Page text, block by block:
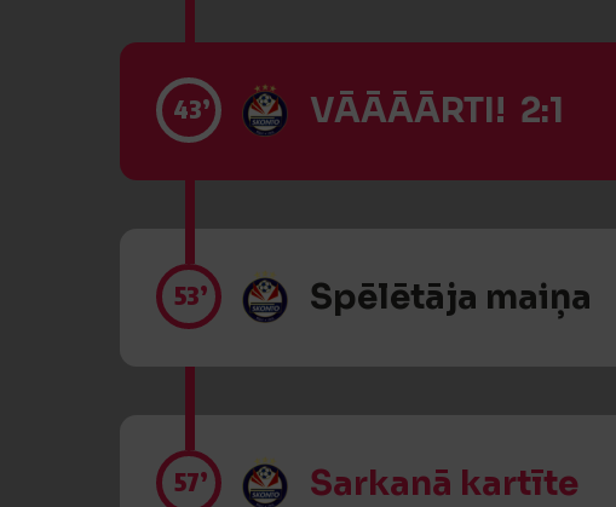
43’ VĀĀĀĀRTI! 2:1
53’ Spēlētāja maiņa
57’ Sarkanā kartīte